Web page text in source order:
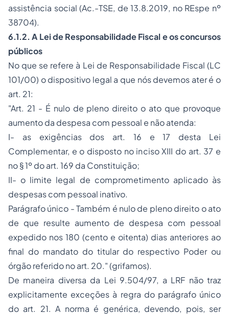
assistência social (Ac.-TSE, de 13.8.2019, no REspe nº
38704).
6.1.2. A Lei de Responsabilidade Fiscal e os concursos
públicos
No que se refere à Lei de Responsabilidade Fiscal (LC
101/00) o dispositivo legal a que nós devemos ater é o
art. 21:
"Art. 21 - É nulo de pleno direito o ato que provoque
aumento da despesa com pessoal e não atenda:
I- as exigências dos art. 16 e 17 desta Lei
Complementar, e o disposto no inciso XIII do art. 37 e
no § 1º do art. 169 da Constituição;
II- o limite legal de comprometimento aplicado às
despesas com pessoal inativo.
Parágrafo único - Também é nulo de pleno direito o ato
de que resulte aumento de despesa com pessoal
expedido nos 180 (cento e oitenta) dias anteriores ao
final do mandato do titular do respectivo Poder ou
órgão referido no art. 20." (grifamos).
De maneira diversa da Lei 9.504/97, a LRF não traz
explicitamente exceções à regra do parágrafo único
do art. 21. A norma é genérica, devendo, pois, ser